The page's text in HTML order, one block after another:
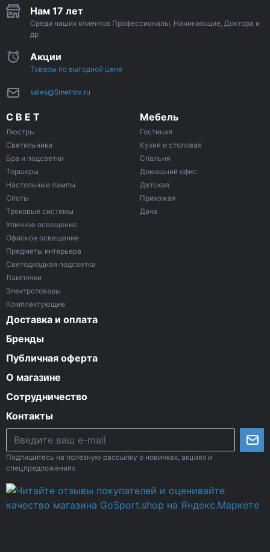
Нам 17 лет
Среди наших клиентов Профессионалы, Начинающие, Доктора и
др
Акции
Товары по выгодной цене
sales@5metrov.ru
С В Е Т
Люстры
Светильники
Бра и подсветки
Торшеры
Настольные лампы
Споты
Трековые системы
Уличное освещение
Офисное освещение
Предметы интерьера
Светодиодная подсветка
Лампочки
Электротовары
Комплектующие
Мебель
Гостиная
Кухня и столовая
Спальня
Домашний офис
Детская
Прихожая
Дача
Доставка и оплата
Бренды
Публичная оферта
О магазине
Сотрудничество
Контакты
Подпишитесь на полезную рассылку о новинках, акциях и
спецпредложениях